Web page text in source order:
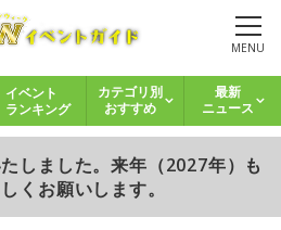
MENU
イベント
ランキング
カテゴリ別
おすすめ
最新
ニュース
しました。来年（2027年）も
くお願いします。